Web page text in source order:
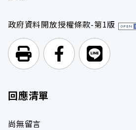
政府資料開放授權條款-第1版
列印頁面
前往 前往
回應清單
尚無留言